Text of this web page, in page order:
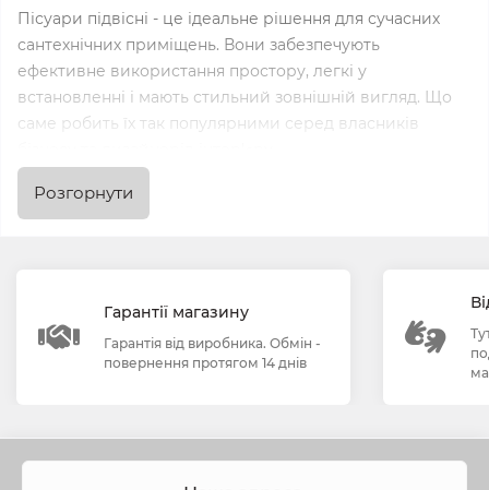
Пісуари підвісні - це ідеальне рішення для сучасних
сантехнічних приміщень. Вони забезпечують
ефективне використання простору, легкі у
встановленні і мають стильний зовнішній вигляд. Що
саме робить їх так популярними серед власників
Як вибрати ідеальний пісуар
розміри приміщення, його функціональність і дизайн.
Наш інтернет-магазин NTM Сантехніка оптом пропонує
широкий вибір пісуарів підвісних різних форм,
Якість та надійність від NTM
Розгорнути
Гарантії магазину
Гарантія від виробника. Обмін -
повернення протягом 14 днів